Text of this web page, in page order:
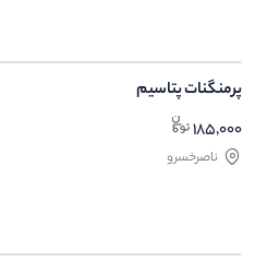
پرمنگنات پتاسیم
185,000
ناصرخسرو